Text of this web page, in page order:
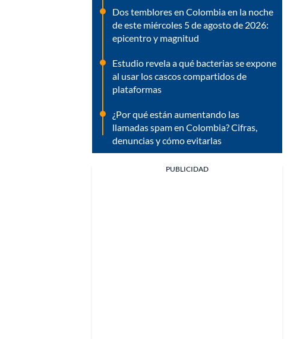
Dos temblores en Colombia en la noche
de este miércoles 5 de agosto de 2026:
epicentro y magnitud
Estudio revela a qué bacterias se expone
al usar los cascos compartidos de
plataformas
¿Por qué están aumentando las
llamadas spam en Colombia? Cifras,
denuncias y cómo evitarlas
PUBLICIDAD